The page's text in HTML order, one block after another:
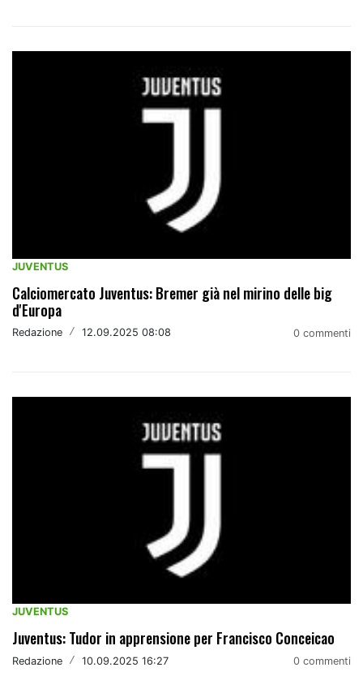
JUVENTUS
Calciomercato Juventus: Bremer già nel mirino delle big
d'Europa
Redazione / 12.09.2025 08:08 0 commenti
JUVENTUS
Juventus: Tudor in apprensione per Francisco Conceicao
Redazione / 10.09.2025 16:27 0 commenti